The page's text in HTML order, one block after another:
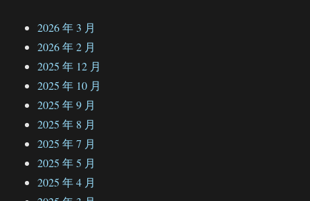
2026 年 3 月
2026 年 2 月
2025 年 12 月
2025 年 10 月
2025 年 9 月
2025 年 8 月
2025 年 7 月
2025 年 5 月
2025 年 4 月